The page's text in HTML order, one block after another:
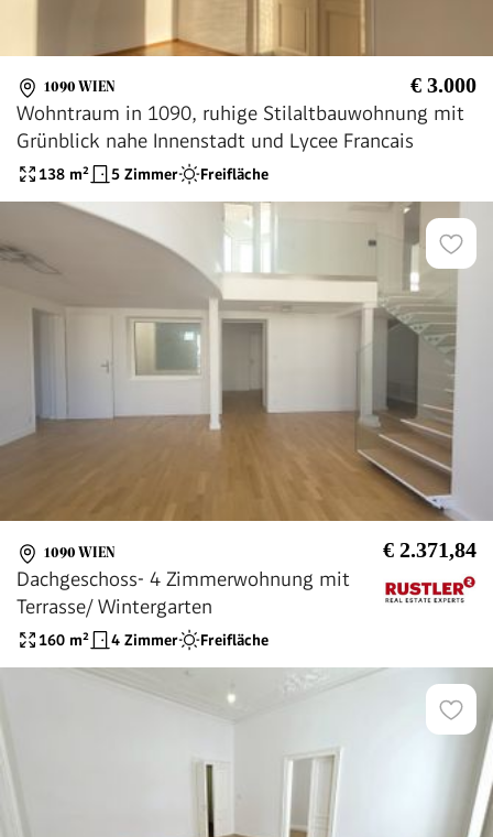
1090 WIEN € 3.000
Wohntraum in 1090, ruhige Stilaltbauwohnung mit
Grünblick nahe Innenstadt und Lycee Francais
138 m² 5 Zimmer Freifläche
1090 WIEN € 2.371,84
Dachgeschoss- 4 Zimmerwohnung mit
Terrasse/ Wintergarten
160 m² 4 Zimmer Freifläche